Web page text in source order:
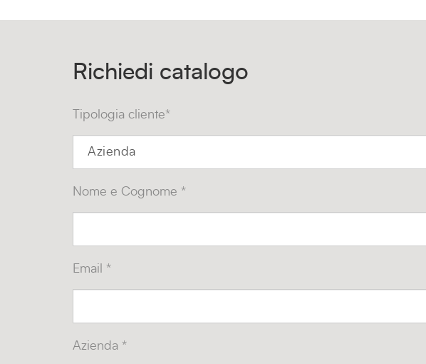
Richiedi catalogo
Tipologia cliente*
Nome e Cognome *
Email *
Azienda *